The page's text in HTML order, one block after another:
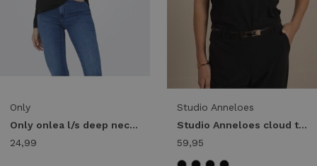
Only
Only onlea l/s deep neck top jrs noos 15302647 T-shirt Lange mouw black
24,99
Studio Anneloes
Studio Anneloes cloud top 13820 Tops en Singlets 9000 black
59,95